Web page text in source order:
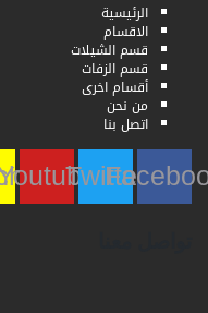
الرئيسية
الاقسام
قسم الشيلات
قسم الزفات
أقسام اخرى
من نحن
اتصل بنا
Twitter
Youtube